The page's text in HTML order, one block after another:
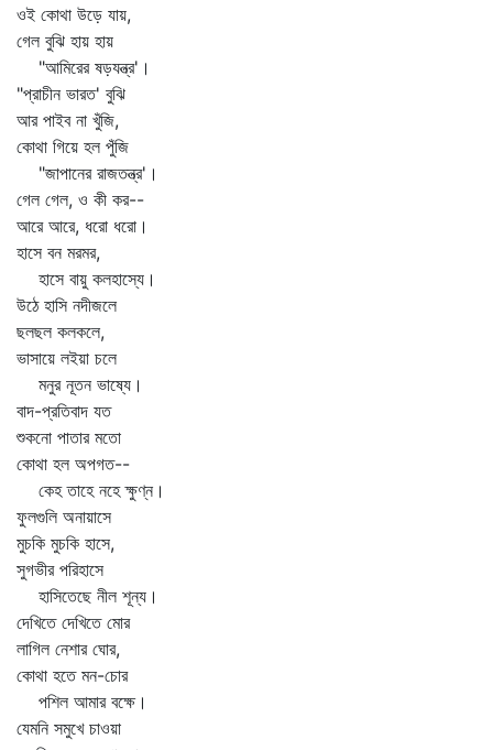
ওই কোথা উড়ে যায়,
গেল বুঝি হায় হায়
"আমিরের ষড়যন্ত্র'।
"প্রাচীন ভারত' বুঝি
আর পাইব না খুঁজি,
কোথা গিয়ে হল পুঁজি
"জাপানের রাজতন্ত্র'।
গেল গেল, ও কী কর--
আরে আরে, ধরো ধরো।
হাসে বন মরমর,
হাসে বায়ু কলহাস্যে।
উঠে হাসি নদীজলে
ছলছল কলকলে,
ভাসায়ে লইয়া চলে
মনুর নূতন ভাষ্যে।
বাদ-প্রতিবাদ যত
শুকনো পাতার মতো
কোথা হল অপগত--
কেহ তাহে নহে ক্ষুণ্ন।
ফুলগুলি অনায়াসে
মুচকি মুচকি হাসে,
সুগভীর পরিহাসে
হাসিতেছে নীল শূন্য।
দেখিতে দেখিতে মোর
লাগিল নেশার ঘোর,
কোথা হতে মন-চোর
পশিল আমার বক্ষে।
যেমনি সমুখে চাওয়া